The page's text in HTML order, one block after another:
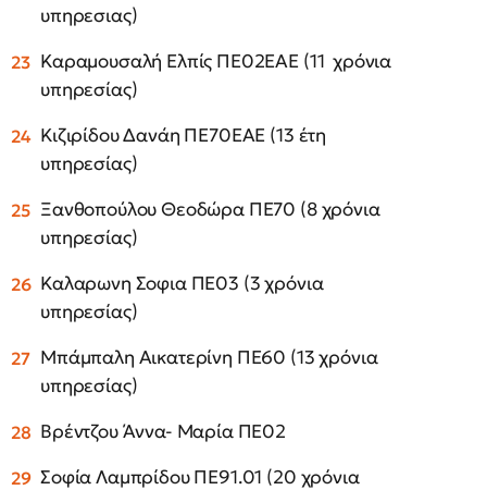
υπηρεσιας)
Καραμουσαλή Ελπίς ΠΕ02ΕΑΕ (11 χρόνια
υπηρεσίας)
Κιζιρίδου Δανάη ΠΕ70ΕΑΕ (13 έτη
υπηρεσίας)
Ξανθοπούλου Θεοδώρα ΠΕ70 (8 χρόνια
υπηρεσίας)
Καλαρωνη Σοφια ΠΕ03 (3 χρόνια
υπηρεσίας)
Μπάμπαλη Αικατερίνη ΠΕ60 (13 χρόνια
υπηρεσίας)
Βρέντζου Άννα- Μαρία ΠΕ02
Σοφία Λαμπρίδου ΠΕ91.01 (20 χρόνια